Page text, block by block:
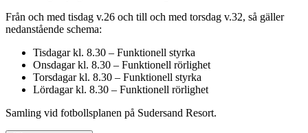
Från och med tisdag v.26 och till och med torsdag v.32, så gäller
nedanstående schema:
Tisdagar kl. 8.30 – Funktionell styrka
Onsdagar kl. 8.30 – Funktionell rörlighet
Torsdagar kl. 8.30 – Funktionell styrka
Lördagar kl. 8.30 – Funktionell rörlighet
Samling vid fotbollsplanen på Sudersand Resort.